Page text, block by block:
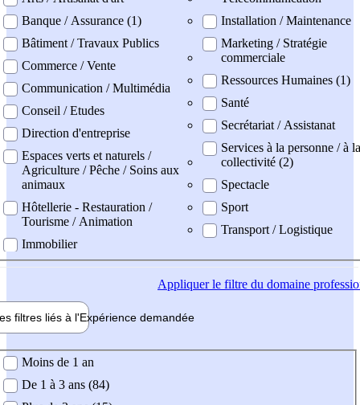
Banque / Assurance (1)
Bâtiment / Travaux Publics
Commerce / Vente
Communication / Multimédia
Conseil / Etudes
Direction d'entreprise
Espaces verts et naturels /
Agriculture / Pêche / Soins aux
animaux
Hôtellerie - Restauration /
Tourisme / Animation
Immobilier
Installation / Maintenance
Marketing / Stratégie
commerciale
Ressources Humaines (1)
Santé
Secrétariat / Assistanat
Services à la personne / à la
collectivité (2)
Spectacle
Sport
Transport / Logistique
Appliquerle filtre du domaine
filtres liés à l'Expérience demandée
demandée
Moins de 1 an
De 1 à 3 ans (84)